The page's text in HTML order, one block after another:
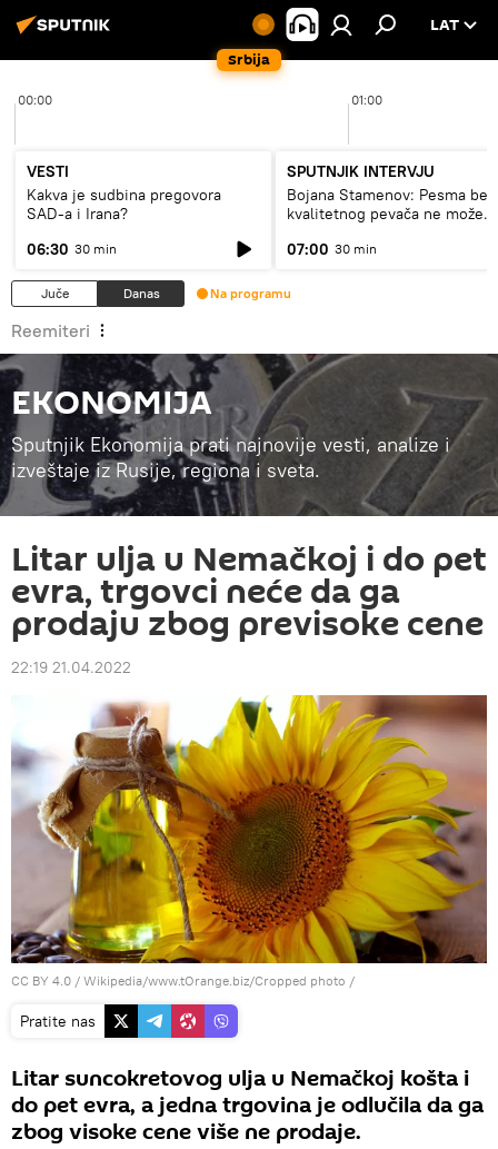
Srbija
LAT
00:00 01:00
VESTI
Kakva je sudbina pregovora
SAD-a i Irana?
06:30 30 min
SPUTNJIK INTERVJU
Bojana Stamenov: Pesma bez
kvalitetnog pevača ne može
07:00 30 min
Juče Danas Na programu
Reemiteri
EKONOMIJA
Sputnjik Ekonomija prati najnovije vesti, analize i
izveštaje iz Rusije, regiona i sveta.
Litar ulja u Nemačkoj i do pet
evra, trgovci neće da ga
prodaju zbog previsoke cene
22:19 21.04.2022
CC BY 4.0 / Wikipedia/www.tOrange.biz/Cropped photo /
Pratite nas
Litar suncokretovog ulja u Nemačkoj košta i
do pet evra, a jedna trgovina je odlučila da ga
zbog visoke cene više ne prodaje.